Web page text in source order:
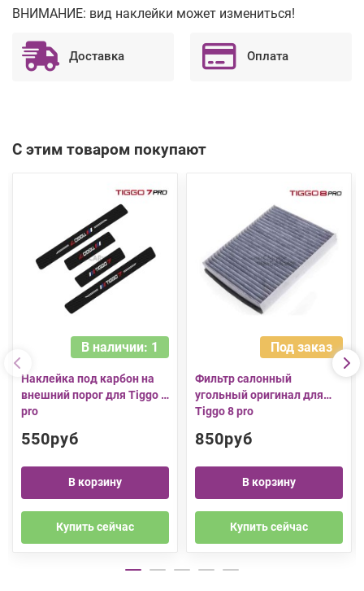
ВНИМАНИЕ: вид наклейки может измениться!
Доставка Оплата
С этим товаром покупают
В наличии: 1
Наклейка под карбон на
внешний порог для Tiggo 7
pro
550руб
В корзину
Купить сейчас
Под заказ
Фильтр салонный
угольный оригинал для
Tiggo 8 pro
850руб
В корзину
Купить сейчас